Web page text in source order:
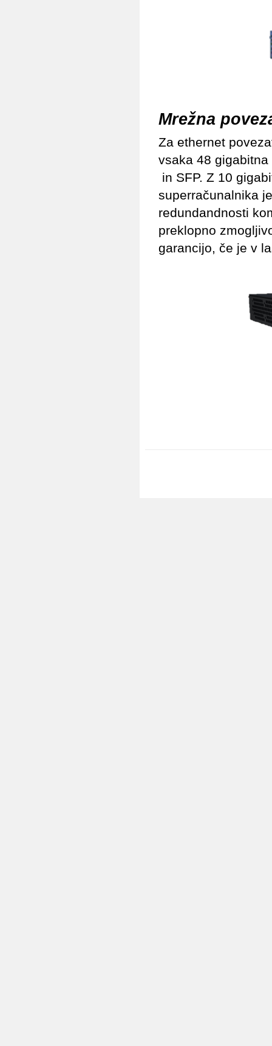
Mrežna
Za ethernet
vsaka 48
in SFP. Z 10
superračunalnika
redundandnosti
preklopno
garancijo, če je v